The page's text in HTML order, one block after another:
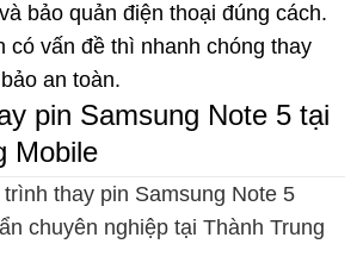
bảo quản điện thoại đúng cách.
có vấn đề thì nhanh chóng thay
an toàn.
pin Samsung Note 5 tại
Mobile
thay pin Samsung Note 5
chuyên nghiệp tại Thành Trung